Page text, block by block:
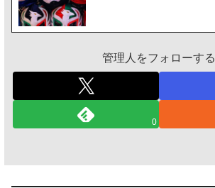
管理人をフォローする
0